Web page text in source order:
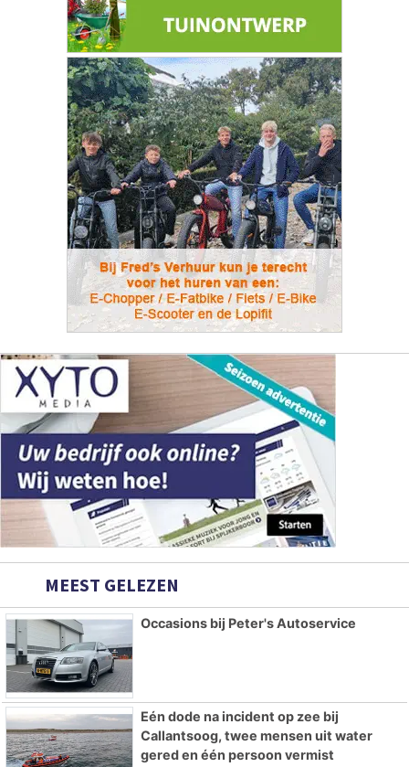
MEEST GELEZEN
Occasions bij Peter's Autoservice
Eén dode na incident op zee bij
Callantsoog, twee mensen uit water
gered en één persoon vermist